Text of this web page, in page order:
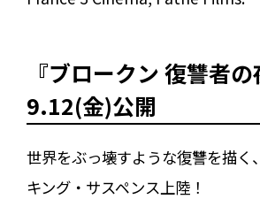
『ブロークン 復讐者
9.12(金)公開
世界をぶっ壊すような復讐を描く
キング・サスペンス上陸！